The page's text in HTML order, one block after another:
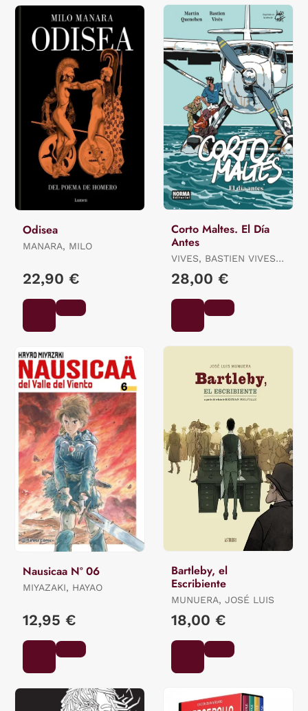
Odisea
MANARA, MILO
22,90 €
Corto Maltes. El Día
Antes
VIVES, BASTIEN VIVES /
28,00 €
Nausicaa Nº 06
MIYAZAKI, HAYAO
12,95 €
Bartleby, el
Escribiente
MUNUERA, JOSÉ LUIS
18,00 €